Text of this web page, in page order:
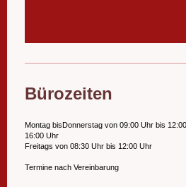
Bürozeiten
Montag bisDonnerstag von 09:00 Uhr bis
16:00 Uhr
Freitags von 08:30 Uhr bis 12:00 Uhr
Termine nach Vereinbarung